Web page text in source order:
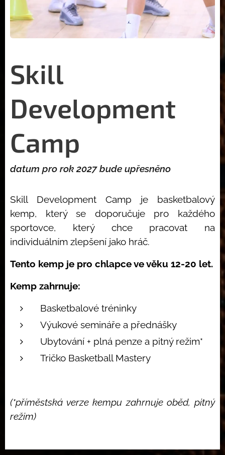
Skill
Development
Camp
datum pro rok 2027 bude upřesněno
Skill Development Camp je basketbalový
kemp, který se doporučuje pro každého
sportovce, který chce pracovat na
individuálním zlepšení jako hráč.
Tento kemp je pro chlapce ve věku 12-20 let.
Kemp zahrnuje:
Basketbalové tréninky
Výukové semináře a přednášky
Ubytování + plná penze a pitný režim*
Tričko Basketball Mastery
(*příměstská verze kempu zahrnuje oběd, pitný
režim)